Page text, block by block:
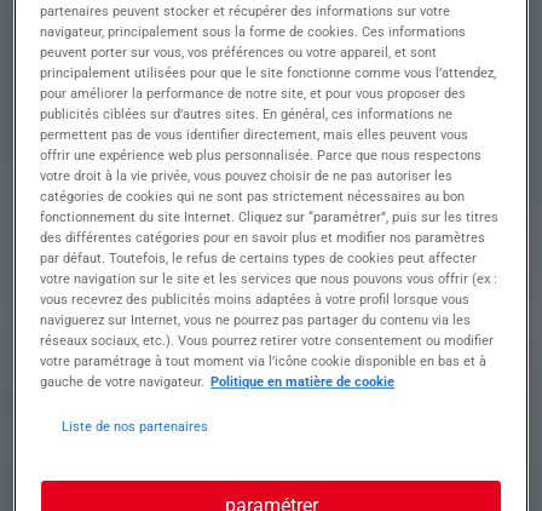
Dans le cadre de ce poste, vous serez chargé(e)
de réaliser diverses tâches dans le domaine des
voiries et réseaux divers.
• Exécuter des travaux de maçonnerie liés aux
voiries, incluant les trottoirs, chaussées et
plateformes
• Poser avec précision bordures, caniveaux,
regards, pavés et dalles selon les spécifications
requises
• Contribuer activement à la mise en place des
réseaux secs et humides en respectant les
normes établies
• Réaliser des opérations de coffrage, ferraillage
et coulage de béton pour des structures variées
• Collaborer avec les équipes pour assurer le
réalisés
partenaires peuvent stocker et récupérer des informations sur votre
navigateur, principalement sous la forme de cookies. Ces informations
peuvent porter sur vous, vos préférences ou votre appareil, et sont
principalement utilisées pour que le site fonctionne comme vous l’attendez,
pour améliorer la performance de notre site, et pour vous proposer des
publicités ciblées sur d’autres sites. En général, ces informations ne
permettent pas de vous identifier directement, mais elles peuvent vous
offrir une expérience web plus personnalisée. Parce que nous respectons
votre droit à la vie privée, vous pouvez choisir de ne pas autoriser les
catégories de cookies qui ne sont pas strictement nécessaires au bon
fonctionnement du site Internet. Cliquez sur “paramétrer”, puis sur les titres
des différentes catégories pour en savoir plus et modifier nos paramètres
par défaut. Toutefois, le refus de certains types de cookies peut affecter
votre navigation sur le site et les services que nous pouvons vous offrir (ex :
vous recevrez des publicités moins adaptées à votre profil lorsque vous
naviguerez sur Internet, vous ne pourrez pas partager du contenu via les
réseaux sociaux, etc.). Vous pourrez retirer votre consentement ou modifier
votre paramétrage à tout moment via l’icône cookie disponible en bas et à
gauche de votre navigateur. Politique en matière de cookie
Liste de nos partenaires
paramétrer